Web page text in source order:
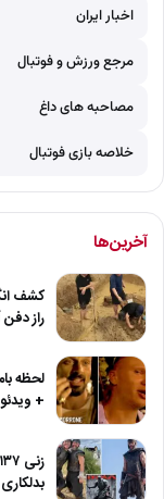
اخبار ایران
مرجع ورزش و فوتبال
مصاحبه های داغ
خلاصه بازی فوتبال
آخرین‌ها
راز
لحظه
+